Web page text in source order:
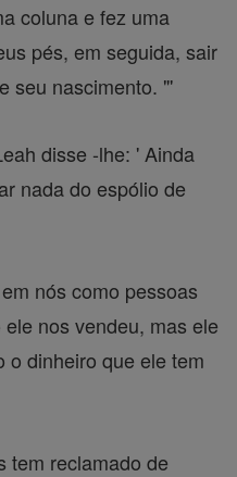
coluna e fez uma
pés, em seguida, sair
seu nascimento. "'
disse -lhe: ' Ainda
nada do espólio de
nós como pessoas
nos vendeu, mas ele
o dinheiro que ele tem
tem reclamado de